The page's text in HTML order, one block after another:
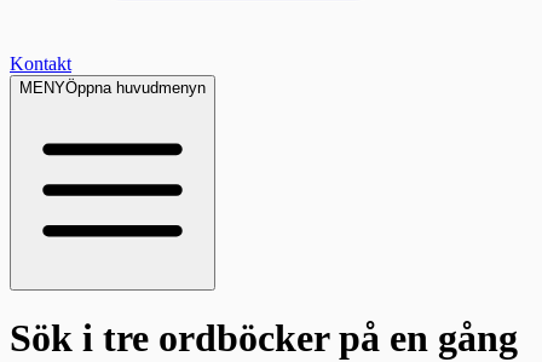
Kontakt
MENYÖppna huvudmenyn
Sök i tre ordböckerpå en gång